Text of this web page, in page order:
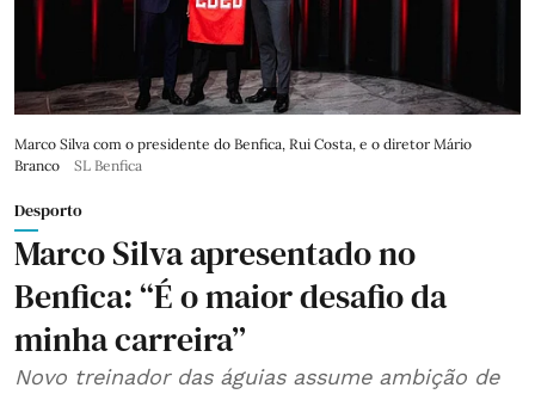
Marco Silva com o presidente do Benfica, Rui Costa, e o diretor Mário
Branco
SL Benfica
Desporto
Marco Silva apresentado no
Benfica: “É o maior desafio da
minha carreira”
Novo treinador das águias assume ambição de